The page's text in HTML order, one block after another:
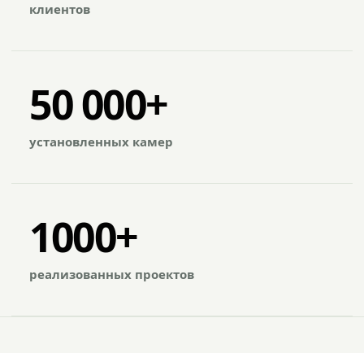
клиентов
50 000+
установленных камер
1000+
реализованных проектов